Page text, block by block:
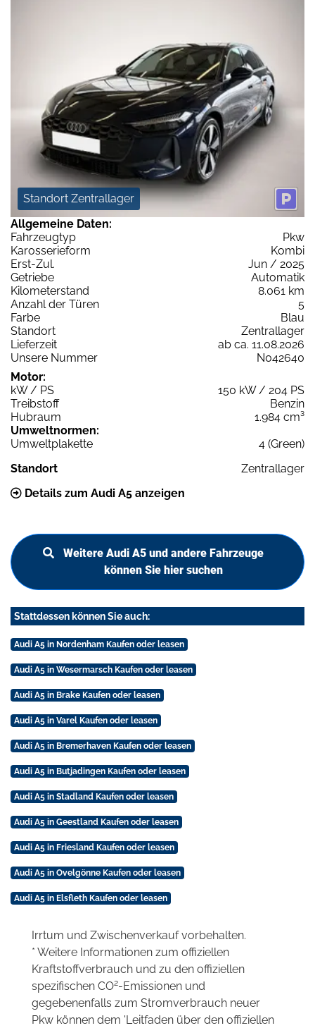
Standort Zentrallager
Allgemeine Daten:
Fahrzeugtyp
Pkw
Karosserieform
Kombi
Erst-Zul.
Jun / 2025
Getriebe
Automatik
Kilometerstand
8.061 km
Anzahl der Türen
5
Farbe
Blau
Standort
Zentrallager
Lieferzeit
ab ca. 11.08.2026
Unsere Nummer
N042640
Motor:
kW / PS
150 kW / 204 PS
Treibstoff
Benzin
Hubraum
1.984 cm³
Umweltnormen:
Umweltplakette
4 (Green)
Standort
Zentrallager
Details zum Audi A5 anzeigen
Weitere Audi A5 und andere Fahrzeuge
können Sie hier suchen
Stattdessen können Sie auch:
Audi A5 in Nordenham Kaufen oder leasen
Audi A5 in Wesermarsch Kaufen oder leasen
Audi A5 in Brake Kaufen oder leasen
Audi A5 in Varel Kaufen oder leasen
Audi A5 in Bremerhaven Kaufen oder leasen
Audi A5 in Butjadingen Kaufen oder leasen
Audi A5 in Stadland Kaufen oder leasen
Audi A5 in Geestland Kaufen oder leasen
Audi A5 in Friesland Kaufen oder leasen
Audi A5 in Ovelgönne Kaufen oder leasen
Audi A5 in Elsfleth Kaufen oder leasen
Irrtum und Zwischenverkauf vorbehalten.
* Weitere Informationen zum offiziellen
Kraftstoffverbrauch und zu den offiziellen
spezifischen CO2-Emissionen und
gegebenenfalls zum Stromverbrauch neuer
Pkw können dem 'Leitfaden über den offiziellen